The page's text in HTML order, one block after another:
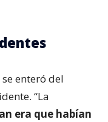
enteró del
“La
era que habían